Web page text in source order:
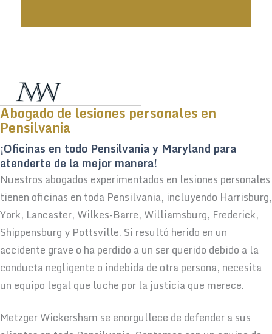
Abogado de lesiones personales en
Pensilvania
¡Oficinas en todo Pensilvania y Maryland para
atenderte de la mejor manera!
Nuestros abogados experimentados en lesiones personales
tienen oficinas en toda Pensilvania, incluyendo Harrisburg,
York, Lancaster, Wilkes-Barre, Williamsburg, Frederick,
Shippensburg y Pottsville. Si resultó herido en un
accidente grave o ha perdido a un ser querido debido a la
conducta negligente o indebida de otra persona, necesita
un equipo legal que luche por la justicia que merece.
Metzger Wickersham se enorgullece de defender a sus